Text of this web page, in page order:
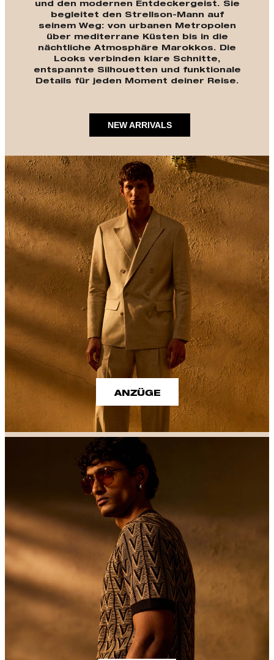
und den modernen Entdeckergeist. Sie
begleitet den Strellson-Mann auf
seinem Weg: von urbanen Metropolen
über mediterrane Küsten bis in die
nächtliche Atmosphäre Marokkos. Die
Looks verbinden klare Schnitte,
entspannte Silhouetten und funktionale
Details für jeden Moment deiner Reise.
NEW ARRIVALS
ANZÜGE